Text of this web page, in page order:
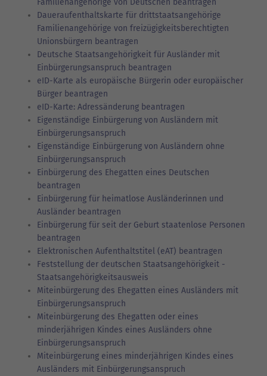
Familienangehörige von Deutschen beantragen
Daueraufenthaltskarte für drittstaatsangehörige
Familienangehörige von freizügigkeitsberechtigten
Unionsbürgern beantragen
Deutsche Staatsangehörigkeit für Ausländer mit
Einbürgerungsanspruch beantragen
eID-Karte als europäische Bürgerin oder europäischer
Bürger beantragen
eID-Karte: Adressänderung beantragen
Eigenständige Einbürgerung von Ausländern mit
Einbürgerungsanspruch
Eigenständige Einbürgerung von Ausländern ohne
Einbürgerungsanspruch
Einbürgerung des Ehegatten eines Deutschen
beantragen
Einbürgerung für heimatlose Ausländerinnen und
Ausländer beantragen
Einbürgerung für seit der Geburt staatenlose Personen
beantragen
Elektronischen Aufenthaltstitel (eAT) beantragen
Feststellung der deutschen Staatsangehörigkeit -
Staatsangehörigkeitsausweis
Miteinbürgerung des Ehegatten eines Ausländers mit
Einbürgerungsanspruch
Miteinbürgerung des Ehegatten oder eines
minderjährigen Kindes eines Ausländers ohne
Einbürgerungsanspruch
Miteinbürgerung eines minderjährigen Kindes eines
Ausländers mit Einbürgerungsanspruch